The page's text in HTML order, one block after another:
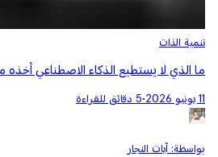
تنمية الذات
ما الذي لا يستطيع الذكاء الاصطناعي أخذه
11 يونيو 2026 •5 دقائق للقراءة
بواسطة: آيات النجار